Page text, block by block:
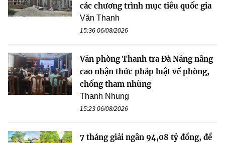
các chương trình mục tiêu quốc gia
Văn Thanh
15:36 06/08/2026
Văn phòng Thanh tra Đà Nẵng nâng
cao nhận thức pháp luật về phòng,
chống tham nhũng
Thanh Nhung
15:23 06/08/2026
7 tháng giải ngân 94,08 tỷ đồng, đề